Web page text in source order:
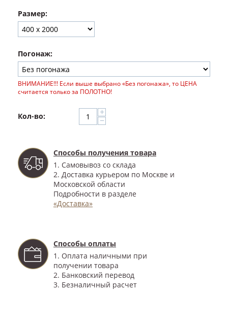
Размер:
Погонаж:
ВНИМАНИЕ!!! Если выше выбрано «Без погонажа», то ЦЕНА
считается только за ПОЛОТНО!
Кол-во: +
−
Способы получения товара
1. Самовывоз со склада
2. Доставка курьером по Москве и
Московской области
Подробности в разделе
«Доставка»
Способы оплаты
1. Оплата наличными при
получении товара
2. Банковский перевод
3. Безналичный расчет